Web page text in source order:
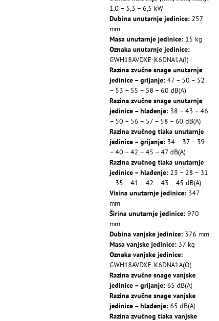
1,0 – 5,3 – 6,5 kW
Dubina unutarnje jedinice: 257
mm
Masa unutarnje jedinice: 15 kg
Oznaka unutarnje jedinice:
GWH18AVDXE-K6DNA1A(I)
Razina zvučne snage unutarnje
jedinice – grijanje: 47 – 50 – 52
– 53 – 55 – 58 – 60 dB(A)
Razina zvučne snage unutarnje
jedinice – hlađenje: 38 – 43 – 46
– 50 – 56 – 57 – 58 – 60 dB(A)
Razina zvučnog tlaka unutarnje
jedinice – grijanje: 34 – 37 – 39
– 40 – 42 – 45 – 47 dB(A)
Razina zvučnog tlaka unutarnje
jedinice – hlađenje: 23 – 28 – 31
– 35 – 41 – 42 – 43 – 45 dB(A)
Visina unutarnje jedinice: 347
mm
Širina unutarnje jedinice: 970
mm
Dubina vanjske jedinice: 376 mm
Masa vanjske jedinice: 37 kg
Oznaka vanjske jedinice:
GWH18AVDXE-K6DNA1A(O)
Razina zvučne snage vanjske
jedinice – grijanje: 65 dB(A)
Razina zvučne snage vanjske
jedinice – hlađenje: 65 dB(A)
Razina zvučnog tlaka vanjske